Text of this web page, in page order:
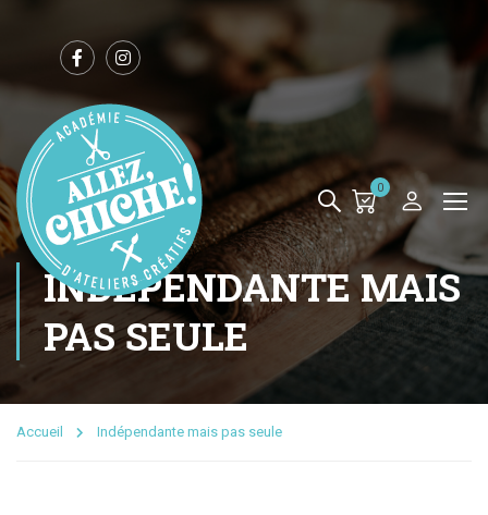
0
INDÉPENDANTE MAIS
PAS SEULE
Accueil Indépendante mais pas seule